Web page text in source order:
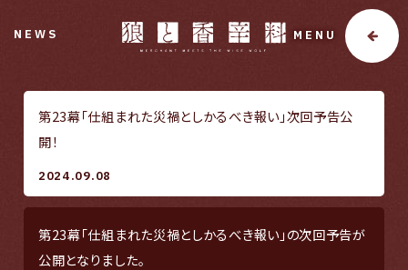
MENU
NEWS
2024.09.08
第23幕「仕組まれた災禍としかるべき報い」次回予告公
開！
第23幕「仕組まれた災禍としかるべき報い」の次回予告が
公開となりました。